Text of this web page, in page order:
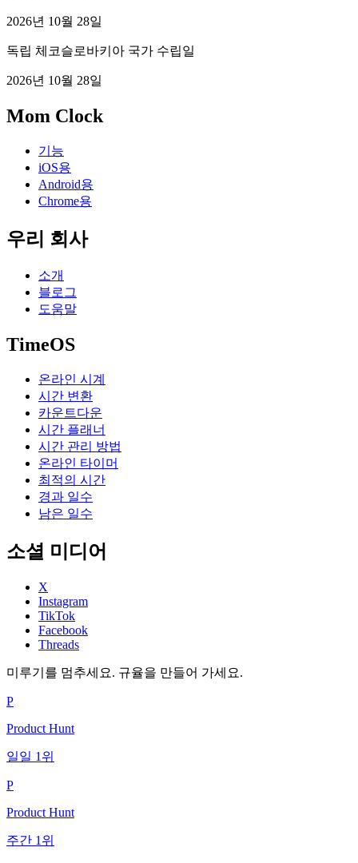
2026년 10월 28일
독립 체코슬로바키아 국가 수립일
2026년 10월 28일
Mom Clock
기능
iOS용
Android용
Chrome용
우리 회사
소개
블로그
도움말
TimeOS
온라인 시계
시간 변환
카운트다운
시간 플래너
시간 관리 방법
온라인 타이머
최적의 시간
경과 일수
남은 일수
소셜 미디어
X
Instagram
TikTok
Facebook
Threads
미루기를 멈추세요. 규율을 만들어 가세요.
P
Product Hunt
일일 1위
P
Product Hunt
주간 1위